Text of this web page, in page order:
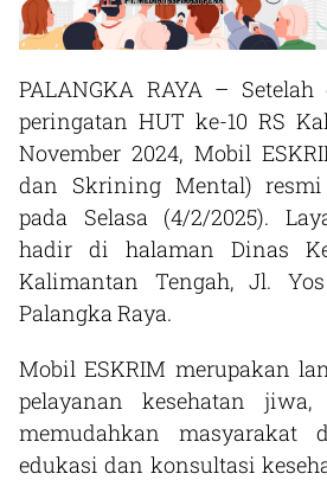
PALANGKA RAYA –
peringatan HUT ke-10 RS
November 2024, Mobil
dan Skrining Mental) resmi
pada Selasa (4/2/2025).
hadir di halaman Dinas
Kalimantan Tengah, Jl.
Palangka Raya.
Mobil ESKRIM merupakan
pelayanan kesehatan
memudahkan masyarakat
edukasi dan konsultasi